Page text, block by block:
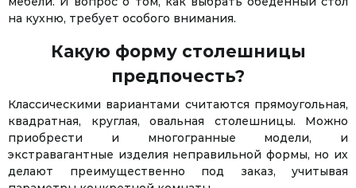
на кухню, требует особого внимания.
Какую форму столешницы
предпочесть?
Классическими вариантами считаются прямоугольная,
квадратная, круглая, овальная столешницы. Можно
приобрести и многогранные модели, и
экстравагантные изделия неправильной формы, но их
делают преимущественно под заказ, учитывая